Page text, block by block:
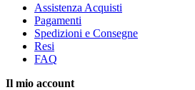
Assistenza Acquisti
Pagamenti
Spedizioni e Consegne
Resi
FAQ
Il mio account